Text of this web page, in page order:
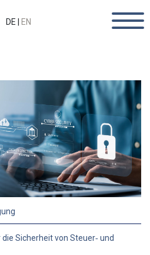
DE EN
Sicherheit von Steuer‐ und